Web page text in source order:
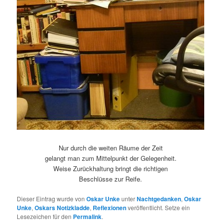
Nur durch die weiten Räume der Zeit
gelangt man zum Mittelpunkt der Gelegenheit.
Weise Zurückhaltung bringt die richtigen
Beschlüsse zur Reife.
Dieser Eintrag wurde vonOskar UnkeunterNachtgedanken,Oskar
Unke,Oskars Notizkladde, Reflexionenveröffentlicht. Setze ein
Lesezeichen für den Permalink.